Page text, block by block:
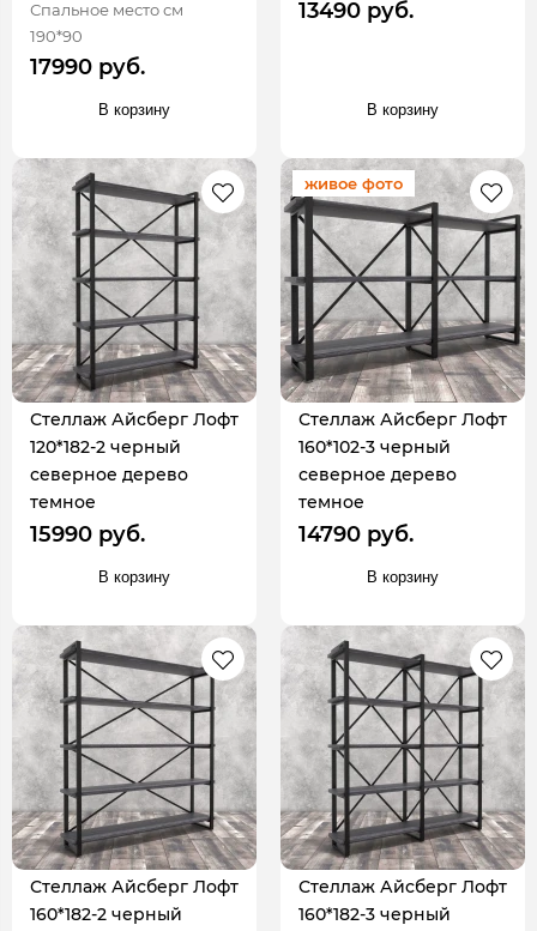
Спальное место см
190*90
17990 руб.
В корзину
13490 руб.
В корзину
Стеллаж Айсберг Лофт
120*182-2 черный
северное дерево
темное
15990 руб.
В корзину
живое фото
Стеллаж Айсберг Лофт
160*102-3 черный
северное дерево
темное
14790 руб.
В корзину
Стеллаж Айсберг Лофт
160*182-2 черный
Стеллаж Айсберг Лофт
160*182-3 черный